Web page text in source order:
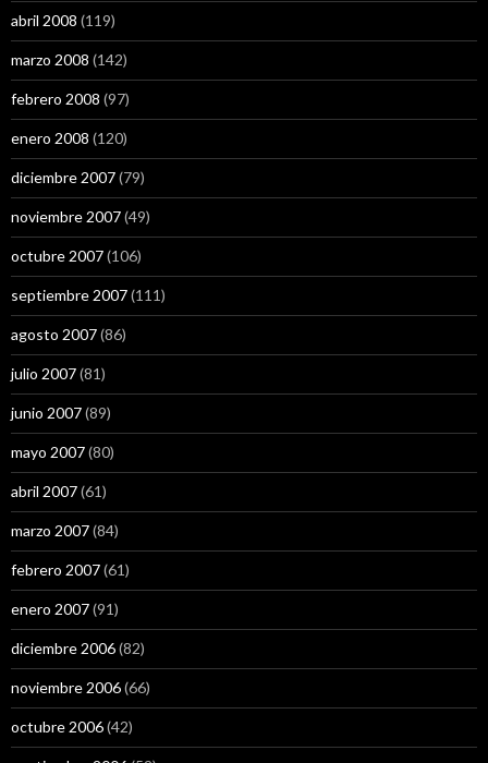
abril 2008 (119)
marzo 2008 (142)
febrero 2008 (97)
enero 2008 (120)
diciembre 2007(79)
noviembre 2007(49)
octubre 2007(106)
septiembre 2007(111)
agosto 2007(86)
julio 2007(81)
junio 2007(89)
mayo 2007(80)
abril 2007(61)
marzo 2007(84)
febrero 2007(61)
enero 2007(91)
diciembre 2006(82)
noviembre 2006(66)
octubre 2006(42)